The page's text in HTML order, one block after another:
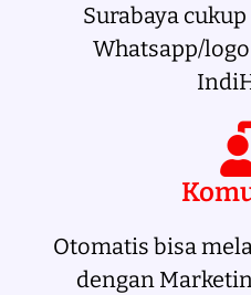
Surabaya
Whatsapp/
Otomatis bisa
dengan